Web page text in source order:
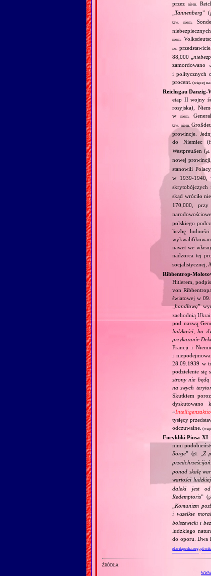
przezniem.
„Tannenberg” (
tzw. niem.
niem.
i.e.
88,000 „
zamordowano
i politycznych
procent. (więcej
Reichsgau
etap II wojny
rosyjska),
wniem.
tzw. niem.
prowincje.
do Niemiec
Westpreußen (pl.
nowej
stanowili
w
skąd wróciło
170,000,
polskiego
liczbę
nawet we
nadzorca tej
socjalistycznej,
Hitlerem,
von
światowej w
„handlową”
zachodnią
pod nazwą
ludzkości, bo
przykazanie
Francji i
i
28.09.1939 w
podzielenie się
strony nie
na swych
Skutkiem
dyskutowano
«
tysięcy
odczuwalne.
Encykliki Piusa XI:
nimi
Sorge” (pl. „Z
ponad skalę
wartości
daleki jest
Redemptoris” (
„Komunizm
i wszelkie
bolszewicki i
ludzkiego
do oporu. Dwa
pl.wikipedia.org,
źródła